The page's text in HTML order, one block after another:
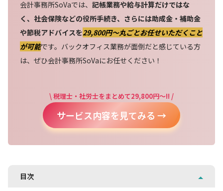
会計事務所SoVaでは、 記帳業務や給与計算だけではな
く、社会保険などの役所手続き、さらには助成金・補助金
や節税アドバイスを29,800円〜丸ごとお任せいただくこと
が可能です。バックオフィス業務が面倒だと感じている方
は、ぜひ会計事務所SoVaにお任せください！
\ 税理士・社労士をまとめて29,800円～!! /
サービス内容を見てみる →
目次